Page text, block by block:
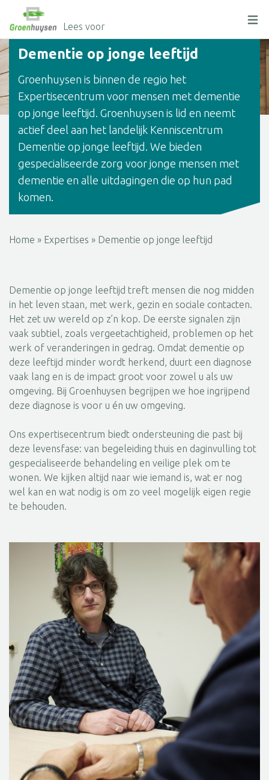
Lees voor
Dementie op jonge leeftijd
Groenhuysen is binnen de regio het
Expertisecentrum voor mensen met dementie
op jonge leeftijd. Groenhuysen is lid en neemt
actief deel aan het landelijk Kenniscentrum
Dementie op jonge leeftijd. We bieden
gespecialiseerde zorg voor jonge mensen met
dementie en alle uitdagingen die op hun pad
komen.
Home » Expertises » Dementie op jonge leeftijd
Dementie op jonge leeftijd treft mensen die nog midden
in het leven staan, met werk, gezin en sociale contacten.
Het zet uw wereld op z’n kop. De eerste signalen zijn
vaak subtiel, zoals vergeetachtigheid, problemen op het
werk of veranderingen in gedrag. Omdat dementie op
deze leeftijd minder wordt herkend, duurt een diagnose
vaak lang en is de impact groot voor zowel u als uw
omgeving. Bij Groenhuysen begrijpen we hoe ingrijpend
deze diagnose is voor u én uw omgeving.
Ons expertisecentrum biedt ondersteuning die past bij
deze levensfase: van begeleiding thuis en daginvulling tot
gespecialiseerde behandeling en veilige plek om te
wonen. We kijken altijd naar wie iemand is, wat er nog
wel kan en wat nodig is om zo veel mogelijk eigen regie
te behouden.